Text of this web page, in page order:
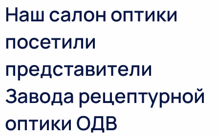
Наш салон оптики
посетили
представители
Завода рецептурной
оптики ОДВ